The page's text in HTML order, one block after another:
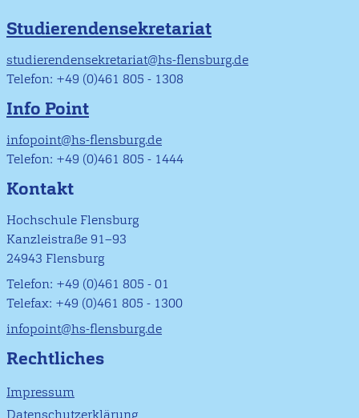
Studierendensekretariat
studierendensekretariat@hs-flensburg.de
Telefon: +49 (0)461 805 - 1308
Info Point
infopoint@hs-flensburg.de
Telefon: +49 (0)461 805 - 1444
Kontakt
Hochschule Flensburg
Kanzleistraße 91–93
24943 Flensburg
Telefon: +49 (0)461 805 - 01
Telefax: +49 (0)461 805 - 1300
infopoint@hs-flensburg.de
Rechtliches
Impressum